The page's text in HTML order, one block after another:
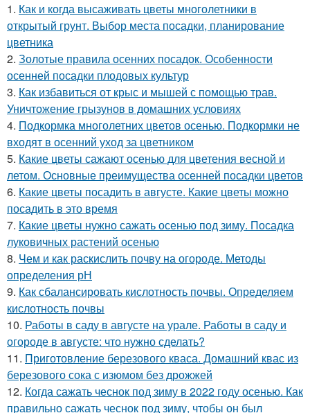
1. Как и когда высаживать цветы многолетники в
открытый грунт. Выбор места посадки, планирование
цветника
2. Золотые правила осенних посадок. Особенности
осенней посадки плодовых культур
3. Как избавиться от крыс и мышей с помощью трав.
Уничтожение грызунов в домашних условиях
4. Подкормка многолетних цветов осенью. Подкормки не
входят в осенний уход за цветником
5. Какие цветы сажают осенью для цветения весной и
летом. Основные преимущества осенней посадки цветов
6. Какие цветы посадить в августе. Какие цветы можно
посадить в это время
7. Какие цветы нужно сажать осенью под зиму. Посадка
луковичных растений осенью
8. Чем и как раскислить почву на огороде. Методы
определения рН
9. Как сбалансировать кислотность почвы. Определяем
кислотность почвы
10. Работы в саду в августе на урале. Работы в саду и
огороде в августе: что нужно сделать?
11. Приготовление березового кваса. Домашний квас из
березового сока с изюмом без дрожжей
12. Когда сажать чеснок под зиму в 2022 году осенью. Как
правильно сажать чеснок под зиму, чтобы он был